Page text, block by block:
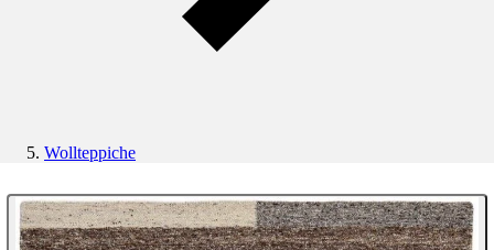
Wollteppiche